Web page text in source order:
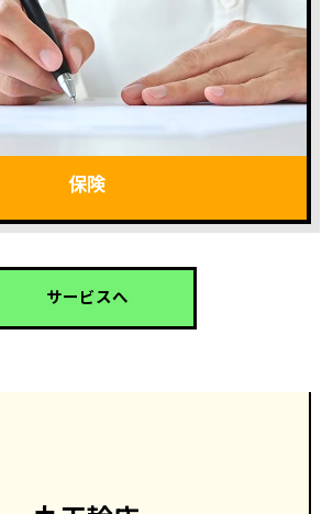
保険
サービスへ